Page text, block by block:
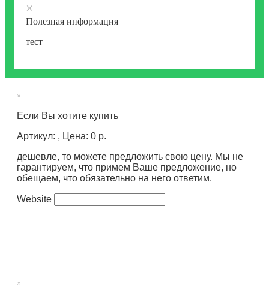
×
Полезная информация
тест
×
Если Вы хотите купить
Артикул: , Цена: 0 р.
дешевле, то можете предложить свою цену. Мы не
гарантируем, что примем Ваше предложение, но
обещаем, что обязательно на него ответим.
Website
×